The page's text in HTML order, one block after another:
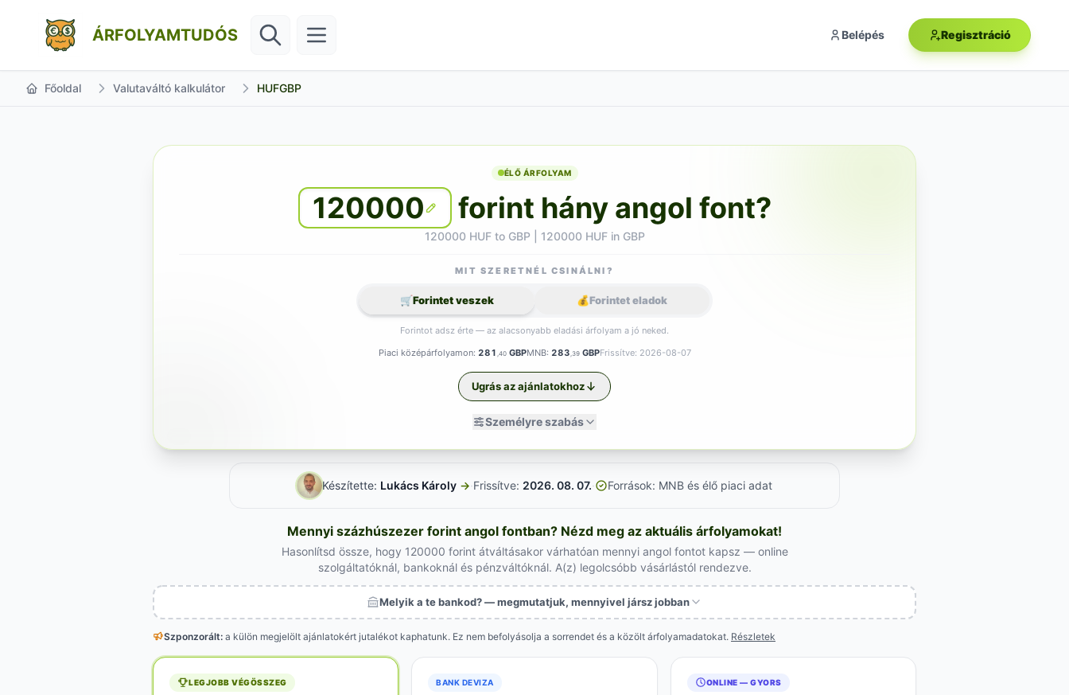
ÁRFOLYAMTUDÓS Belépés Regisztráció
Főoldal Valutaváltó kalkulátor HUFGBP
ÉLŐ ÁRFOLYAM
120000 forint hány angol font?
120000 HUF to GBP | 120000 HUF in GBP
Piaci középárfolyamon: 281 ,40GBPMNB: 283 ,39GBPFrissítve: 2026-08-07
Személyre szabás
MIT SZERETNÉL CSINÁLNI?
🛒Forintet veszek 💰Forintet eladok
Forintot adsz érte — az alacsonyabb eladási árfolyam a jó neked.
Ugrás az ajánlatokhoz
Készítette: Lukács Károly →·Frissítve: 2026. 08. 07.· Források: MNB és élő piaci adat
Mennyi százhúszezer forint angol fontban? Nézd meg az aktuális árfolyamokat!
Hasonlítsd össze, hogy 120000 forint átváltásakor várhatóan mennyi angol fontot kapsz — online
szolgáltatóknál, bankoknál és pénzváltóknál. A(z) legolcsóbb vásárlástól rendezve.
Melyik a te bankod? — megmutatjuk, mennyivel jársz jobban
Szponzorált: a külön megjelölt ajánlatokért jutalékot kaphatunk. Ez nem befolyásolja a sorrendet és a közölt árfolyamadatokat. Részletek
LEGJOBB VÉGÖSSZEG BANK DEVIZA ONLINE — GYORS